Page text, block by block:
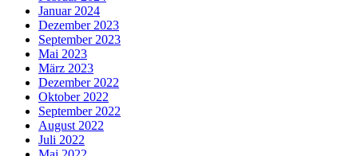
Januar 2024
Dezember 2023
September 2023
Mai 2023
März 2023
Dezember 2022
Oktober 2022
September 2022
August 2022
Juli 2022